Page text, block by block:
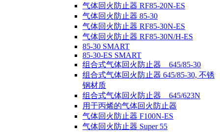
气体回火防止器 RF85-20N-ES
气体回火防止器 85-30
气体回火防止器 RF85-30N-ES
气体回火防止器 RF85-30N/H-ES
85-30 SMART
85-30-ES SMART
组合式气体回火防止器 645/85-30
组合式气体回火防止器 645/85-30, 不锈
钢材质
组合式气体回火防止器 645/623N
用于丙烯的气体回火防止器
气体回火防止器 F100N-ES
气体回火防止器 Super 55